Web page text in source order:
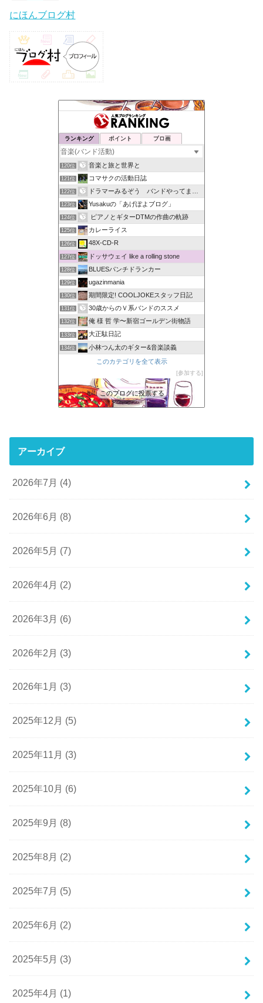
にほんブログ村
ランキング ポイント ブロ画
120位 音楽と旅と世界と
121位 コマサクの活動日誌
122位 ドラマーみるぞう バンドやってまするぅ
123位 Yusakuの「あげぽよブログ」
124位 ピアノとギターDTMの作曲の軌跡
125位 カレーライス
126位 48X-CD-R
127位 ドッサウェイ like a rolling stone
128位 BLUESパンチドランカー
129位 ugazinmania
130位 期間限定! COOLJOKEスタッフ日記
131位 30歳からのＶ系バンドのススメ
132位 俺 様 哲 学〜新宿ゴールデン街物語
133位 大正駄日記
134位 小林つん太のギター&音楽談義
このカテゴリを全て表示
参加する
このブログに投票する
アーカイブ
2026年7月 (4)
2026年6月 (8)
2026年5月 (7)
2026年4月 (2)
2026年3月 (6)
2026年2月 (3)
2026年1月 (3)
2025年12月 (5)
2025年11月 (3)
2025年10月 (6)
2025年9月 (8)
2025年8月 (2)
2025年7月 (5)
2025年6月 (2)
2025年5月 (3)
2025年4月 (1)